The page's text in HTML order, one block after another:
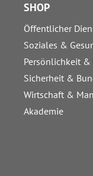
SHOP
Öffentlicher
Soziales &
Persönlichkeit &
Sicherheit &
Wirtschaft &
Akademie